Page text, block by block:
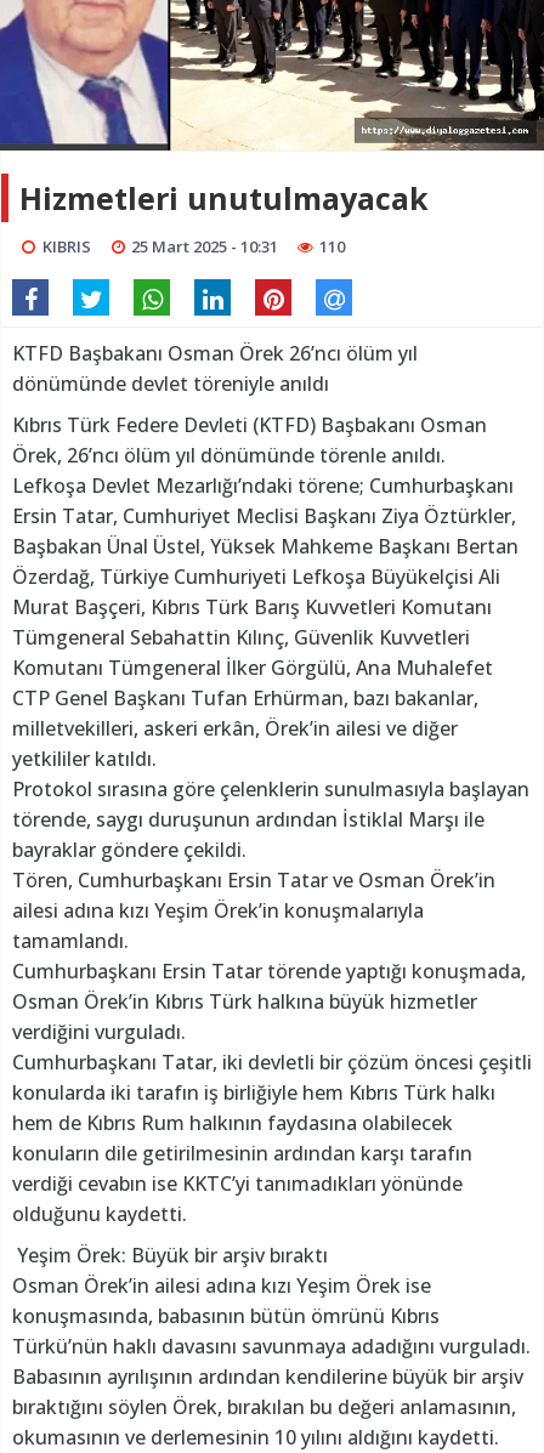
Hizmetleri unutulmayacak
KIBRIS 25 Mart 2025 - 10:31 110
KTFD Başbakanı Osman Örek 26’ncı ölüm yıl
dönümünde devlet töreniyle anıldı
Kıbrıs Türk Federe Devleti (KTFD) Başbakanı Osman
Örek, 26’ncı ölüm yıl dönümünde törenle anıldı.
Lefkoşa Devlet Mezarlığı’ndaki törene; Cumhurbaşkanı
Ersin Tatar, Cumhuriyet Meclisi Başkanı Ziya Öztürkler,
Başbakan Ünal Üstel, Yüksek Mahkeme Başkanı Bertan
Özerdağ, Türkiye Cumhuriyeti Lefkoşa Büyükelçisi Ali
Murat Başçeri, Kıbrıs Türk Barış Kuvvetleri Komutanı
Tümgeneral Sebahattin Kılınç, Güvenlik Kuvvetleri
Komutanı Tümgeneral İlker Görgülü, Ana Muhalefet
CTP Genel Başkanı Tufan Erhürman, bazı bakanlar,
milletvekilleri, askeri erkân, Örek’in ailesi ve diğer
yetkililer katıldı.
Protokol sırasına göre çelenklerin sunulmasıyla başlayan
törende, saygı duruşunun ardından İstiklal Marşı ile
bayraklar göndere çekildi.
Tören, Cumhurbaşkanı Ersin Tatar ve Osman Örek’in
ailesi adına kızı Yeşim Örek’in konuşmalarıyla
tamamlandı.
Cumhurbaşkanı Ersin Tatar törende yaptığı konuşmada,
Osman Örek’in Kıbrıs Türk halkına büyük hizmetler
verdiğini vurguladı.
Cumhurbaşkanı Tatar, iki devletli bir çözüm öncesi çeşitli
konularda iki tarafın iş birliğiyle hem Kıbrıs Türk halkı
hem de Kıbrıs Rum halkının faydasına olabilecek
konuların dile getirilmesinin ardından karşı tarafın
verdiği cevabın ise KKTC’yi tanımadıkları yönünde
olduğunu kaydetti.
Yeşim Örek: Büyük bir arşiv bıraktı
Osman Örek’in ailesi adına kızı Yeşim Örek ise
konuşmasında, babasının bütün ömrünü Kıbrıs
Türkü’nün haklı davasını savunmaya adadığını vurguladı.
Babasının ayrılışının ardından kendilerine büyük bir arşiv
bıraktığını söylen Örek, bırakılan bu değeri anlamasının,
okumasının ve derlemesinin 10 yılını aldığını kaydetti.